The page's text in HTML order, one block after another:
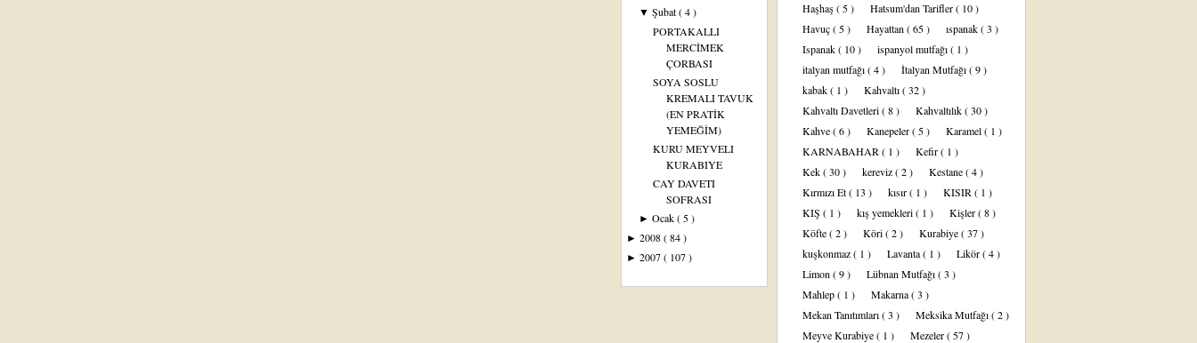
▼Şubat( 4 )
PORTAKALLI
MERCİMEK
ÇORBASI
SOYA SOSLU
KREMALI TAVUK
(EN PRATİK
YEMEĞİM)
KURU MEYVELI
KURABIYE
CAY DAVETI
SOFRASI
►Ocak( 5 )
► 2008( 84 )
► 2007( 107 )
Haşhaş( 5 ) Hatsum'dan Tarifler( 10 )
Havuç( 5 ) Hayattan ( 65 ) ıspanak( 3 )
Ispanak( 10 ) ispanyol mutfağı( 1 )
italyan mutfağı( 4 ) İtalyan Mutfağı( 9 )
kabak( 1 ) Kahvaltı( 32 )
Kahvaltı Davetleri( 8 ) Kahvaltılık( 30 )
Kahve( 6 ) Kanepeler( 5 ) Karamel( 1 )
KARNABAHAR ( 1 ) Kefir( 1 )
Kek( 30 ) kereviz( 2 ) Kestane( 4 )
Kırmızı Et( 13 ) kısır( 1 ) KISIR ( 1 )
KIŞ ( 1 ) kış yemekleri( 1 ) Kişler( 8 )
Köfte( 2 ) Köri( 2 ) Kurabiye( 37 )
kuşkonmaz( 1 ) Lavanta( 1 ) Likör( 4 )
Limon ( 9 ) Lübnan Mutfağı( 3 )
Mahlep( 1 ) Makarna( 3 )
Mekan Tanıtımları( 3 ) Meksika Mutfağı( 2 )
Meyve Kurabiye( 1 ) Mezeler( 57 )